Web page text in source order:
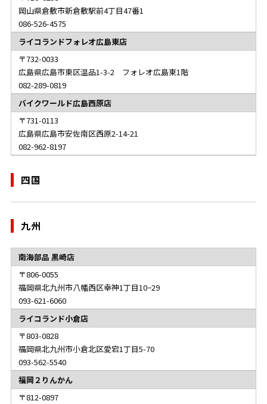
岡山県倉敷市新倉敷駅前4丁目47番1
086-526-4575
ライコランドフォレオ広島東店
732-0033
広島県広島市東区温品1-3-2 フォレオ広島東1階
082-289-0819
バイクワールド広島西原店
731-0113
広島県広島市安佐南区西原2-14-21
082-962-8197
四国
九州
南海部品 黒崎店
806-0055
福岡県北九州市八幡西区幸神1丁目10−29
093-621-6060
ライコランド小倉店
803-0828
福岡県北九州市小倉北区愛宕1丁目5-70
093-562-5540
福岡２りんかん
812-0897